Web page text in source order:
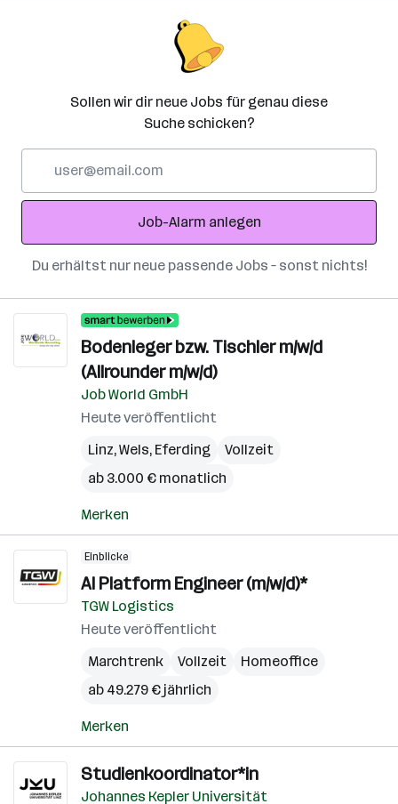
Sollen wir dir neue Jobs für genau diese
Suche schicken?
Adresse
Job-Alarm anlegen
Du erhältst nur neue passende Jobs – sonst nichts!
Bodenleger bzw. Tischler m/w/d
(Allrounder m/w/d)
Job World GmbH
Heute veröffentlicht
Linz,Wels, Eferding
Vollzeit
ab 3.000 € monatlich
Merken
Einblicke
AI Platform Engineer (m/w/d)*
TGW Logistics
Heute veröffentlicht
Marchtrenk
Vollzeit
Homeoffice
ab 49.279 € jährlich
Merken
Studienkoordinator*in
Johannes Kepler Universität